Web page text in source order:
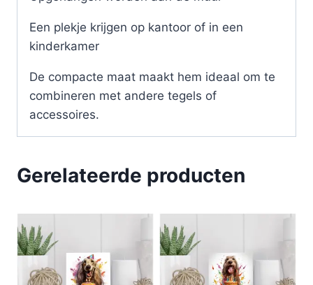
Een plekje krijgen op kantoor of in een
kinderkamer
De compacte maat maakt hem ideaal om te
combineren met andere tegels of
accessoires.
Gerelateerde producten